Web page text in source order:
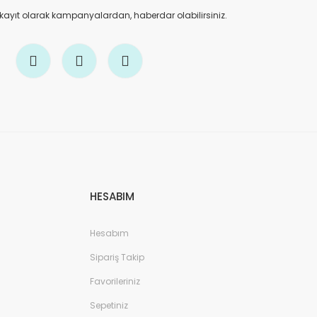
olarak kampanyalardan, haberdar olabilirsiniz.
HESABIM
Hesabım
Sipariş Takip
Favorileriniz
Sepetiniz